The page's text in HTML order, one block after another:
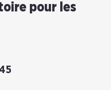
pour les